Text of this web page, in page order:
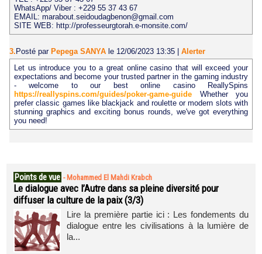
WhatsApp/ Viber : +229 55 37 43 67
EMAIL: marabout.seidoudagbenon@gmail.com
SITE WEB: http://professeurgtorah.e-monsite.com/
3. Posté par Pepega SANYA le 12/06/2023 13:35
Alerter
Let us introduce you to a great online casino that will exceed your
expectations and become your trusted partner in the gaming industry
- welcome to our best online casino ReallySpins
https://reallyspins.com/guides/poker-game-guideWhether you
prefer classic games like blackjack and roulette or modern slots with
stunning graphics and exciting bonus rounds, we've got everything
you need!
Points de vue - Mohammed El Mahdi Krabch
Le dialogue avec l’Autre dans sa pleine diversité pour
diffuser la culture de la paix (3/3)
Lire la première partie ici : Les fondements du
dialogue entre les civilisations à la lumière de
la...